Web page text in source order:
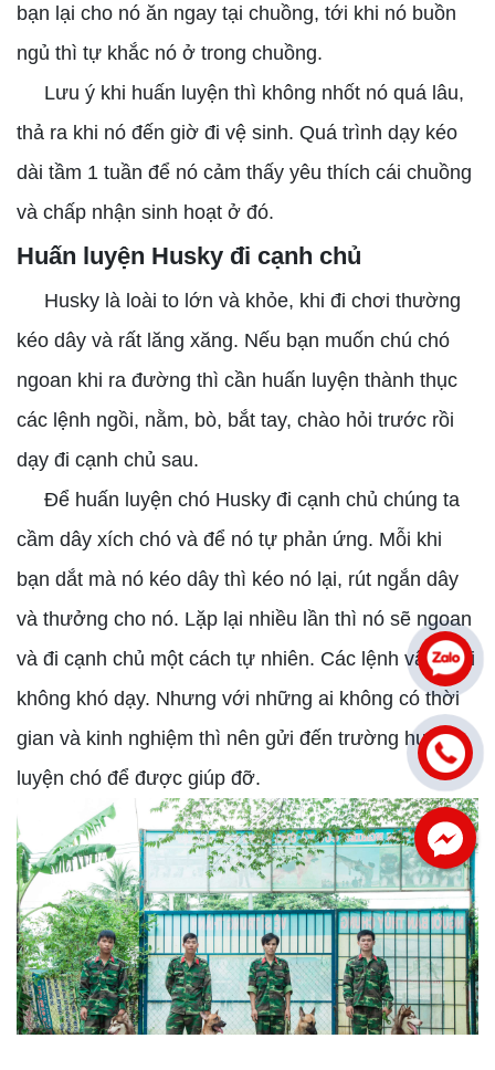
bạn lại cho nó ăn ngay tại chuồng, tới khi nó buồn
ngủ thì tự khắc nó ở trong chuồng.
Lưu ý khi huấn luyện thì không nhốt nó quá lâu,
thả ra khi nó đến giờ đi vệ sinh. Quá trình dạy kéo
dài tầm 1 tuần để nó cảm thấy yêu thích cái chuồng
và chấp nhận sinh hoạt ở đó.
Huấn luyện Husky đi cạnh chủ
Husky là loài to lớn và khỏe, khi đi chơi thường
kéo dây và rất lăng xăng. Nếu bạn muốn chú chó
ngoan khi ra đường thì cần huấn luyện thành thục
các lệnh ngồi, nằm, bò, bắt tay, chào hỏi trước rồi
dạy đi cạnh chủ sau.
Để huấn luyện chó Husky đi cạnh chủ chúng ta
cầm dây xích chó và để nó tự phản ứng. Mỗi khi
bạn dắt mà nó kéo dây thì kéo nó lại, rút ngắn dây
và thưởng cho nó. Lặp lại nhiều lần thì nó sẽ ngoan
và đi cạnh chủ một cách tự nhiên. Các lệnh vâng lời
không khó dạy. Nhưng với những ai không có thời
gian và kinh nghiệm thì nên gửi đến trường huấn
luyện chó để được giúp đỡ.
Facebook